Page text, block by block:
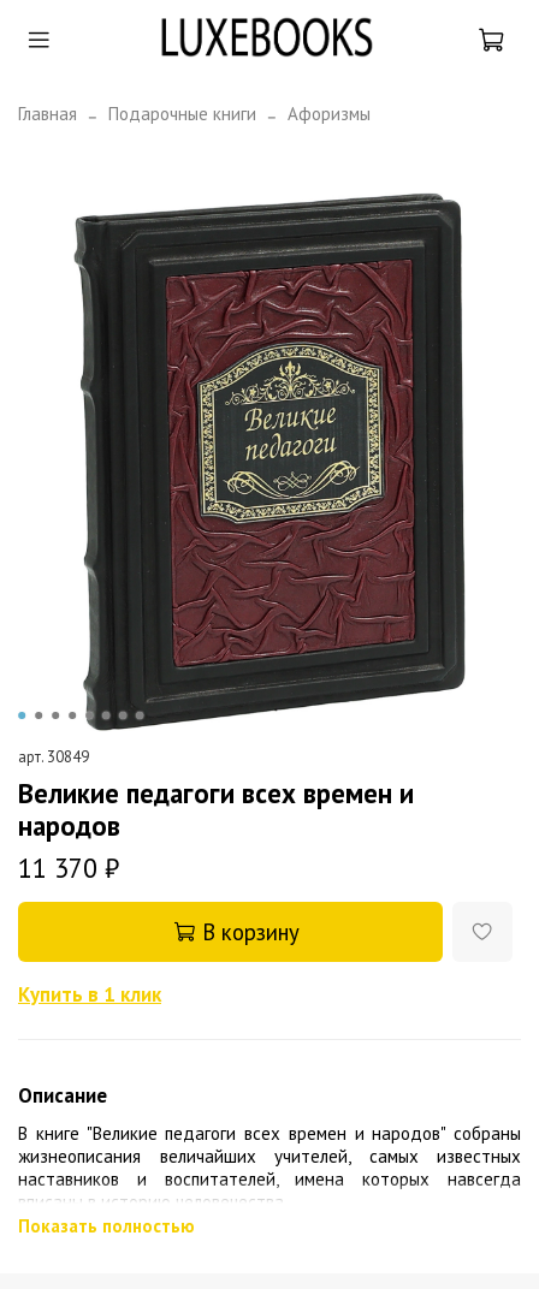
Главная Подарочные книги Афоризмы
арт. 30849
Великие педагоги всех времен и
народов
11 370 ₽
В корзину
Купить в 1 клик
Описание
В книге "Великие педагоги всех времен и народов" собраны
жизнеописания величайших учителей, самых известных
наставников и воспитателей, имена которых навсегда
вписаны в историю человечества.
Показать полностью